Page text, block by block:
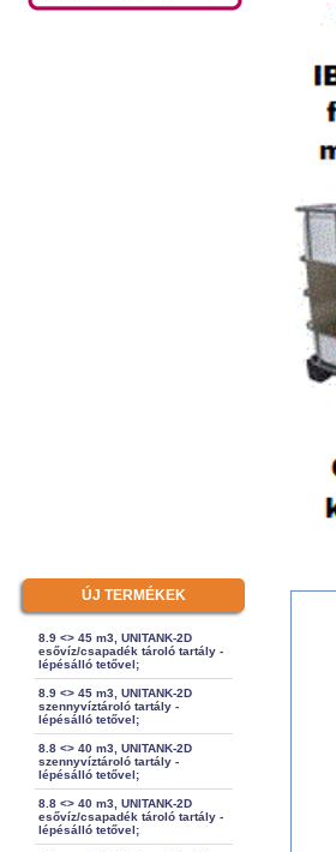
ÚJ TERMÉKEK
8.9 <> 45 m3, UNITANK-2D
esővíz/csapadék tároló tartály -
lépésálló tetővel;
8.9 <> 45 m3, UNITANK-2D
szennyvíztároló tartály -
lépésálló tetővel;
8.8 <> 40 m3, UNITANK-2D
szennyvíztároló tartály -
lépésálló tetővel;
8.8 <> 40 m3, UNITANK-2D
esővíz/csapadék tároló tartály -
lépésálló tetővel;